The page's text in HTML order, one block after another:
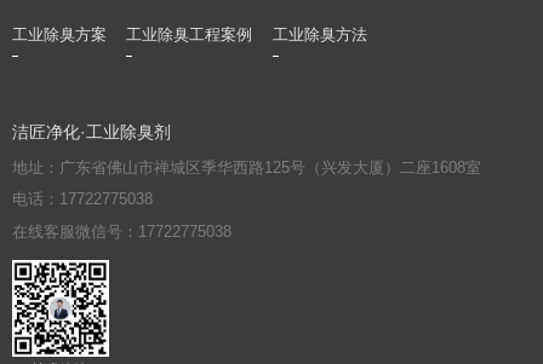
工业除臭方案 工业除臭工程案例 工业除臭方法
洁匠净化·工业除臭剂
地址：广东省佛山市禅城区季华西路125号（兴发大厦）二座1608室
电话：17722775038
在线客服微信号：17722775038